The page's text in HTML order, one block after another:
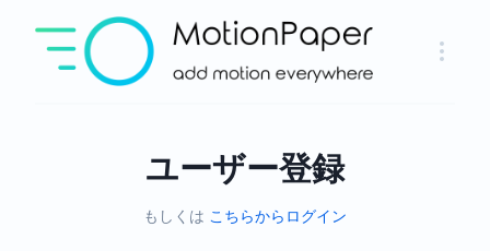
ユーザー登録
もしくは こちらからログイン